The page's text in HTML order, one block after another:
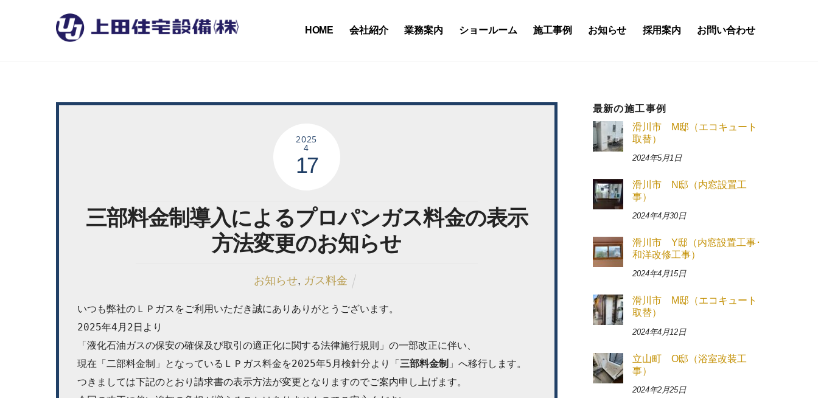
HOME 会社紹介 業務案内 ショールーム 施工事例 お知らせ 採用案内 お問い合わせ
2025
4
17
三部料金制導入によるプロパンガス料金の表示
方法変更のお知らせ
お知らせ, ガス料金
いつも弊社のＬＰガスをご利用いただき誠にありありがとうございます。
2025年4月2日より
「液化石油ガスの保安の確保及び取引の適正化に関する法律施行規則」の一部改正に伴い、
現在「二部料金制」となっているＬＰガス料金を2025年5月検針分より「三部料金制 」へ移行します。
つきましては下記のとおり請求書の表示方法が変更となりますのでご案内申し上げます。
最新の施工事例
滑川市 M邸（エコキュート
取替）
2024年5月1日
滑川市 N邸（内窓設置工
事）
2024年4月30日
滑川市 Y邸（内窓設置工事･
和洋改修工事）
2024年4月15日
滑川市 M邸（エコキュート
取替）
2024年4月12日
立山町 O邸（浴室改装工
事）
2024年2月25日